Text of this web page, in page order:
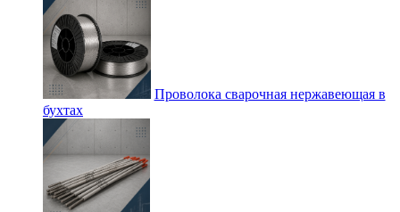
Проволока сварочная нержавеющая в
бухтах